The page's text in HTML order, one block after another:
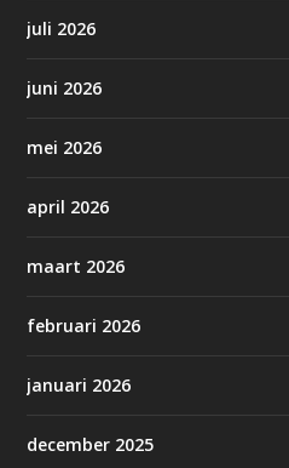
juli 2026
juni 2026
mei 2026
april 2026
maart 2026
februari 2026
januari 2026
december 2025